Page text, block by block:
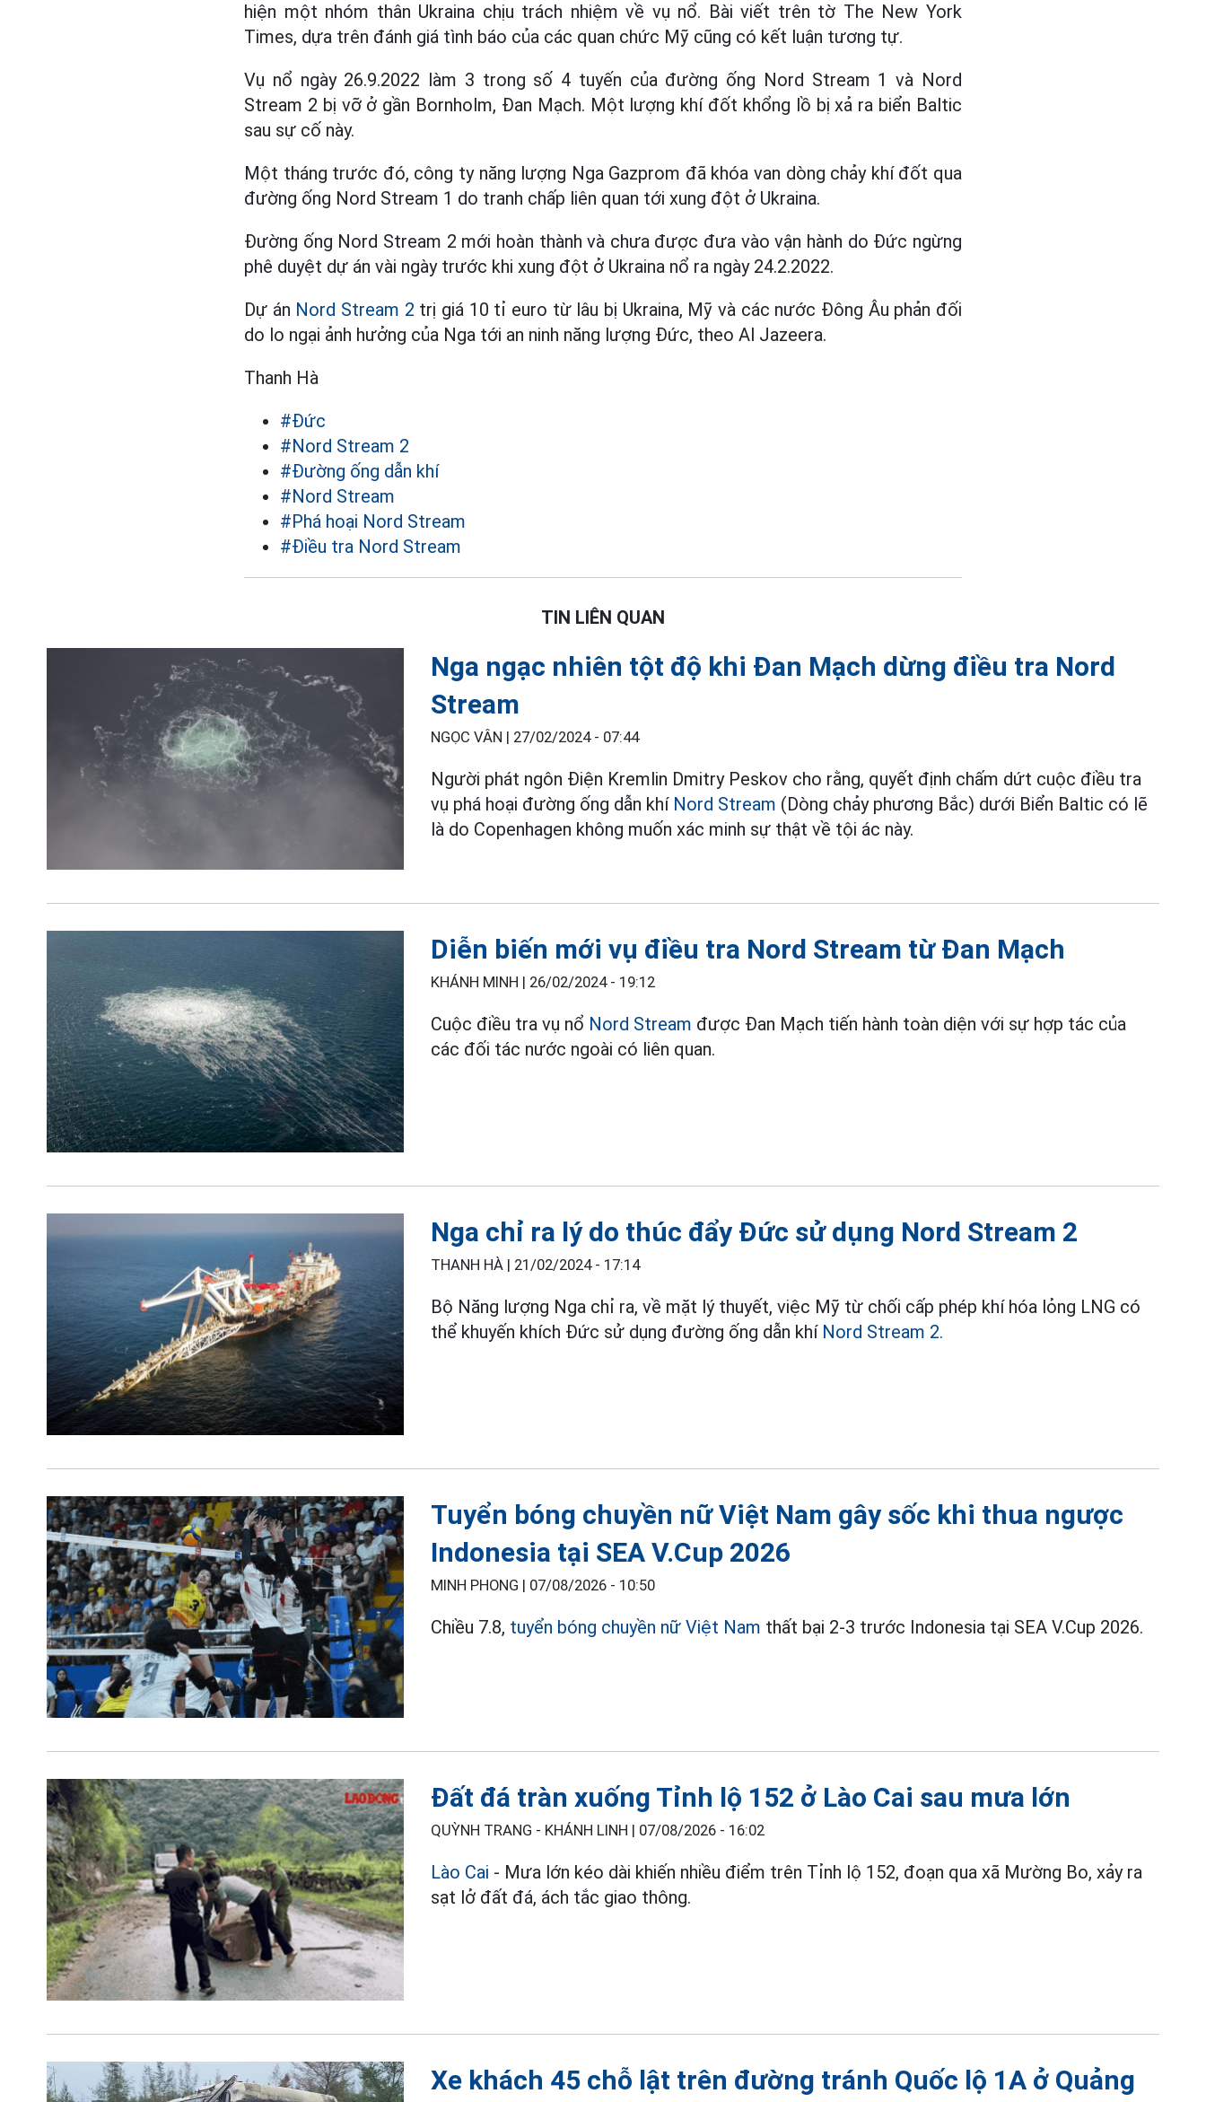
hiện một nhóm thân Ukraina chịu trách nhiệm về vụ nổ. Bài viết trên tờ The New York
Times, dựa trên đánh giá tình báo của các quan chức Mỹ cũng có kết luận tương tự.
Vụ nổ ngày 26.9.2022 làm 3 trong số 4 tuyến của đường ống Nord Stream 1 và Nord
Stream 2 bị vỡ ở gần Bornholm, Đan Mạch. Một lượng khí đốt khổng lồ bị xả ra biển Baltic
sau sự cố này.
Một tháng trước đó, công ty năng lượng Nga Gazprom đã khóa van dòng chảy khí đốt qua
đường ống Nord Stream 1 do tranh chấp liên quan tới xung đột ở Ukraina.
Đường ống Nord Stream 2 mới hoàn thành và chưa được đưa vào vận hành do Đức ngừng
phê duyệt dự án vài ngày trước khi xung đột ở Ukraina nổ ra ngày 24.2.2022.
Dự án Nord Stream 2 trị giá 10 tỉ euro từ lâu bị Ukraina, Mỹ và các nước Đông Âu phản đối
do lo ngại ảnh hưởng của Nga tới an ninh năng lượng Đức, theo Al Jazeera.
Thanh Hà
#Đức
#Nord Stream 2
#Đường ống dẫn khí
#Nord Stream
#Phá hoại Nord Stream
#Điều tra Nord Stream
TIN LIÊN QUAN
Nga ngạc nhiên tột độ khi Đan Mạch dừng điều tra Nord
Stream
NGỌC VÂN | 27/02/2024 - 07:44
Người phát ngôn Điện Kremlin Dmitry Peskov cho rằng, quyết định chấm dứt cuộc điều tra
vụ phá hoại đường ống dẫn khí Nord Stream (Dòng chảy phương Bắc) dưới Biển Baltic có lẽ
là do Copenhagen không muốn xác minh sự thật về tội ác này.
Diễn biến mới vụ điều tra Nord Stream từ Đan Mạch
KHÁNH MINH | 26/02/2024 - 19:12
Cuộc điều tra vụ nổ Nord Stream được Đan Mạch tiến hành toàn diện với sự hợp tác của
các đối tác nước ngoài có liên quan.
Nga chỉ ra lý do thúc đẩy Đức sử dụng Nord Stream 2
THANH HÀ | 21/02/2024 - 17:14
Bộ Năng lượng Nga chỉ ra, về mặt lý thuyết, việc Mỹ từ chối cấp phép khí hóa lỏng LNG có
thể khuyến khích Đức sử dụng đường ống dẫn khí Nord Stream 2.
Tuyển bóng chuyền nữ Việt Nam gây sốc khi thua ngược
Indonesia tại SEA V.Cup 2026
MINH PHONG | 07/08/2026 - 10:50
Chiều 7.8, tuyển bóng chuyền nữ Việt Nam thất bại 2-3 trước Indonesia tại SEA V.Cup 2026.
Đất đá tràn xuống Tỉnh lộ 152 ở Lào Cai sau mưa lớn
QUỲNH TRANG - KHÁNH LINH | 07/08/2026 - 16:02
Lào Cai - Mưa lớn kéo dài khiến nhiều điểm trên Tỉnh lộ 152, đoạn qua xã Mường Bo, xảy ra
sạt lở đất đá, ách tắc giao thông.
Xe khách 45 chỗ lật trên đường tránh Quốc lộ 1A ở Quảng